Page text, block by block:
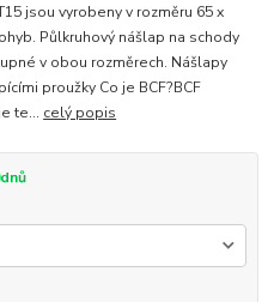
jsou vyrobeny v rozměru 65 x
Půlkruhový nášlap na schody
v obou rozměrech. Nášlapy
proužky Co je BCF?BCF
te... celý popis